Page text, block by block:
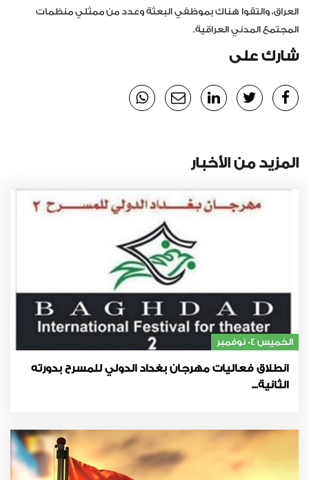
العراق، والتقوا هناك بموظفي البعثة وعدد من ممثلي منظمات
المجتمع المدني العراقية.
شارك على
المزيد من الأخبار
الخميس 04 نوفمبر
انطلاق فعاليات مهرجان بغداد الدولي للمسرح بدورته
الثانية...